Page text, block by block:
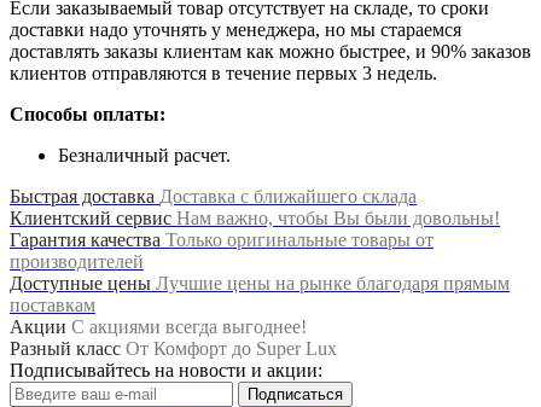
Если заказываемый товар отсутствует на складе, то сроки
доставки надо уточнять у менеджера, но мы стараемся
доставлять заказы клиентам как можно быстрее, и 90% заказов
клиентов отправляются в течение первых 3 недель.
Способы оплаты:
Безналичный расчет.
Быстрая доставка Доставка с ближайшего склада
Клиентский сервис Нам важно, чтобы Вы были довольны!
Гарантия качества Только оригинальные товары от
производителей
Доступные цены Лучшие цены на рынке благодаря прямым
поставкам
Акции С акциями всегда выгоднее!
Разный класс От Комфорт до Super Lux
Подписывайтесь на новости и акции:
Подписаться